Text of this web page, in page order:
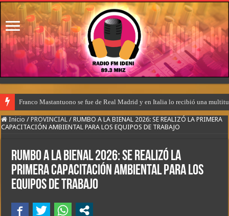
Franco Mastantuono se fue de Real Madrid y en Italia lo recibió una
Inicio / PROVINCIAL / RUMBO A LA BIENAL 2026: SE REALIZÓ LA PRIMERA
CAPACITACIÓN AMBIENTAL PARA LOS EQUIPOS DE TRABAJO
RUMBO A LA BIENAL 2026: SE REALIZÓ LA
PRIMERA CAPACITACIÓN AMBIENTAL PARA LOS
EQUIPOS DE TRABAJO